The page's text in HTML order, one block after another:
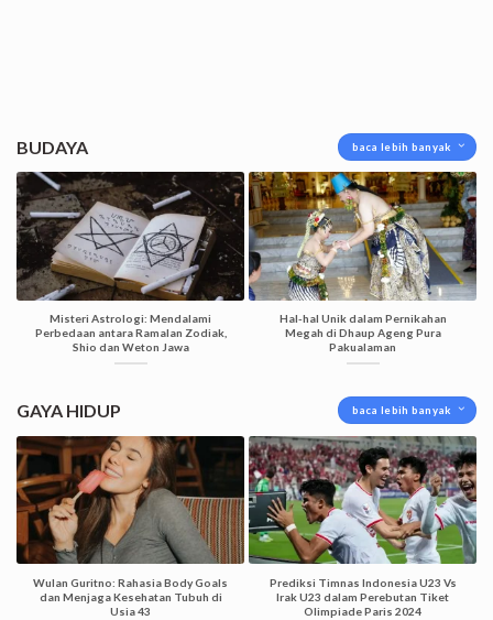
BUDAYA baca lebih banyak
Misteri Astrologi: Mendalami
Perbedaan antara Ramalan Zodiak,
Shio dan Weton Jawa
Hal-hal Unik dalam Pernikahan
Megah di Dhaup Ageng Pura
Pakualaman
GAYA HIDUP baca lebih banyak
Wulan Guritno: Rahasia Body Goals
dan Menjaga Kesehatan Tubuh di
Usia 43
Prediksi Timnas Indonesia U23 Vs
Irak U23 dalam Perebutan Tiket
Olimpiade Paris 2024